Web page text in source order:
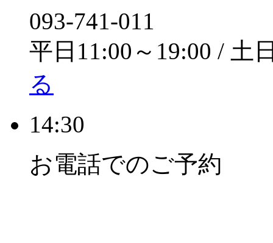
093-741-011
平日11:00～19:00 / 土
る
14:30
お電話でのご予約